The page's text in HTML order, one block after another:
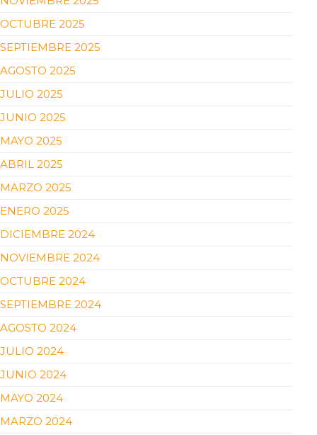
OCTUBRE 2025
SEPTIEMBRE 2025
AGOSTO 2025
JULIO 2025
JUNIO 2025
MAYO 2025
ABRIL 2025
MARZO 2025
ENERO 2025
DICIEMBRE 2024
NOVIEMBRE 2024
OCTUBRE 2024
SEPTIEMBRE 2024
AGOSTO 2024
JULIO 2024
JUNIO 2024
MAYO 2024
MARZO 2024